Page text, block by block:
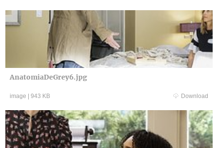
AnatomiaDeGrey6.jpg
image 943 KB Download